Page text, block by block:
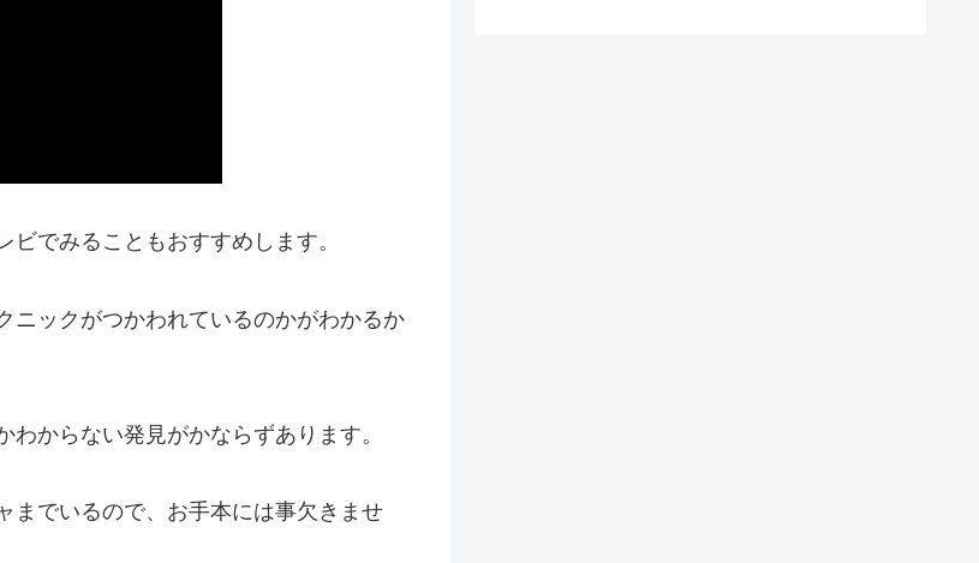
でみることもおすすめします。
ニックがつかわれているのかがわかるか
からない発見がかならずあります。
までいるので、お手本には事欠きませ